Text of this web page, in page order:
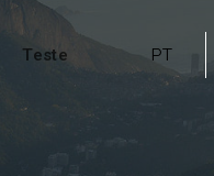
Teste PT